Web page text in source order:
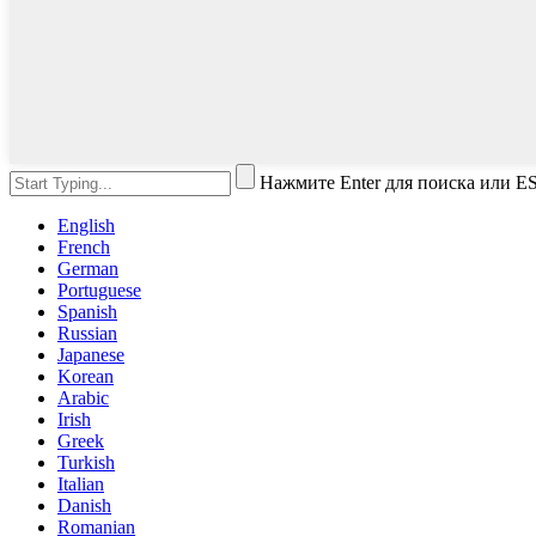
Нажмите Enter для поиска или
English
French
German
Portuguese
Spanish
Russian
Japanese
Korean
Arabic
Irish
Greek
Turkish
Italian
Danish
Romanian